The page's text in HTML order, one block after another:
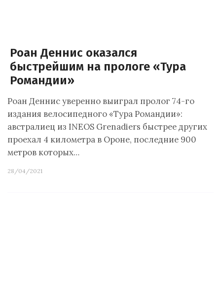
Роан Деннис оказался
быстрейшим на прологе «Тура
Романдии»
Роан Деннис уверенно выиграл пролог 74-го
издания велосипедного «Тура Романдии»:
австралиец из INEOS Grenadiers быстрее других
проехал 4 километра в Ороне, последние 900
метров которых…
28/04/2021